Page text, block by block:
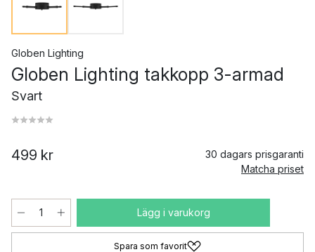
Globen Lighting
Globen Lighting takkopp 3-armad
Svart
499 kr
30 dagars prisgaranti
Matcha priset
Lägg i varukorg
Spara som favorit